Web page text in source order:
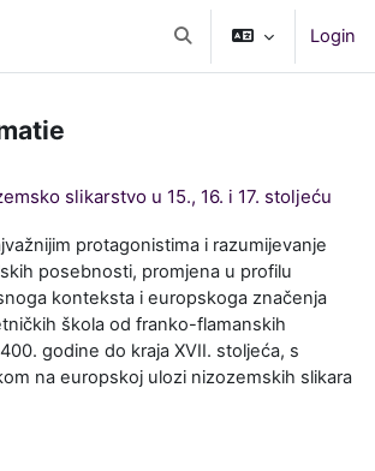
Schakel zoek invoer
Login
slikarstvo u 15., 16. i 17. stoljeću
protagonistima i razumijevanje
posebnosti, promjena u profilu
konteksta i europskoga značenja
škola od franko-flamanskih
godine do kraja XVII. stoljeća, s
na europskoj ulozi nizozemskih slikara